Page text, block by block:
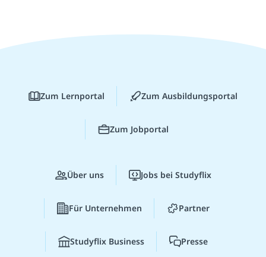
Zum Lernportal Zum Ausbildungsportal
Zum Jobportal
Über uns Jobs bei Studyflix
Für Unternehmen Partner
Studyflix Business Presse